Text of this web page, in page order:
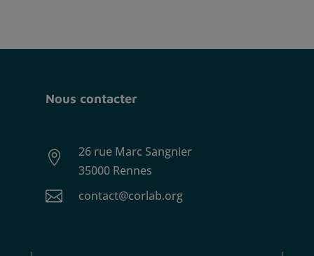
Nous contacter

26 rue Marc Sangnier
35000 Rennes
 contact@corlab.org